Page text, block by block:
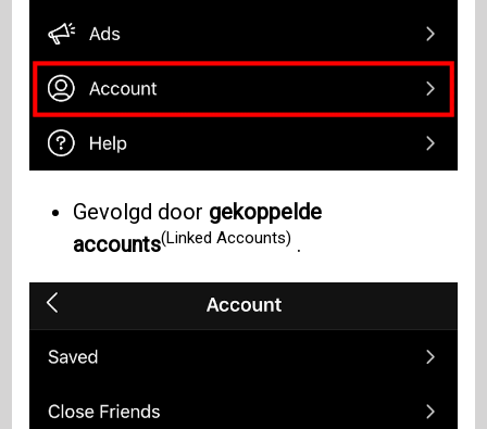
Gevolgd door gekoppelde
accounts(Linked Accounts) .